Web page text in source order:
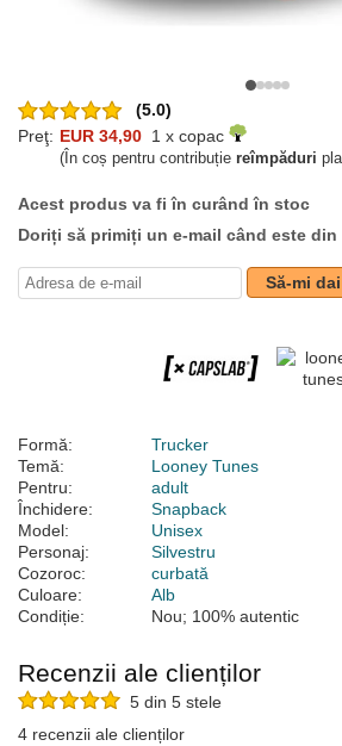
(5.0)
Preţ: EUR 34,90 1 x copac
(În coș pentru contribuție reîmpăduri
Acest produs va fi în curând în stoc
Doriți să primiți un e-mail când este
Să-mi
Formă:
Trucker
Temă:
Looney Tunes
Pentru:
adult
Închidere:
Snapback
Model:
Unisex
Personaj:
Silvestru
Cozoroc:
curbată
Culoare:
Alb
Condiție:
Nou; 100% autentic
Recenzii ale clienților
5 din 5 stele
4 recenzii ale clienților